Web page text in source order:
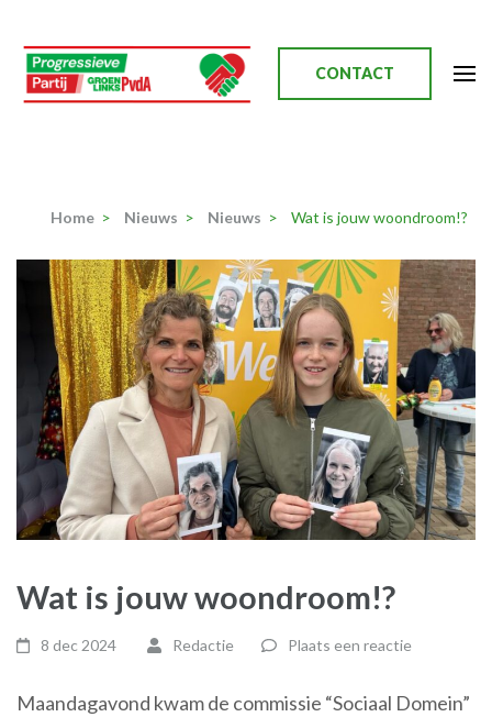
naar
inhoud
(Druk
CONTACT
Home > Nieuws > Nieuws > Wat is jouw woondroom!?
Wat is jouw woondroom!?
8 dec 2024 Redactie Plaats een reactie
Maandagavond kwam de commissie “Sociaal Domein”